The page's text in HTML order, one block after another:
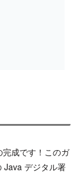
成です！このガ
Java デジタル署